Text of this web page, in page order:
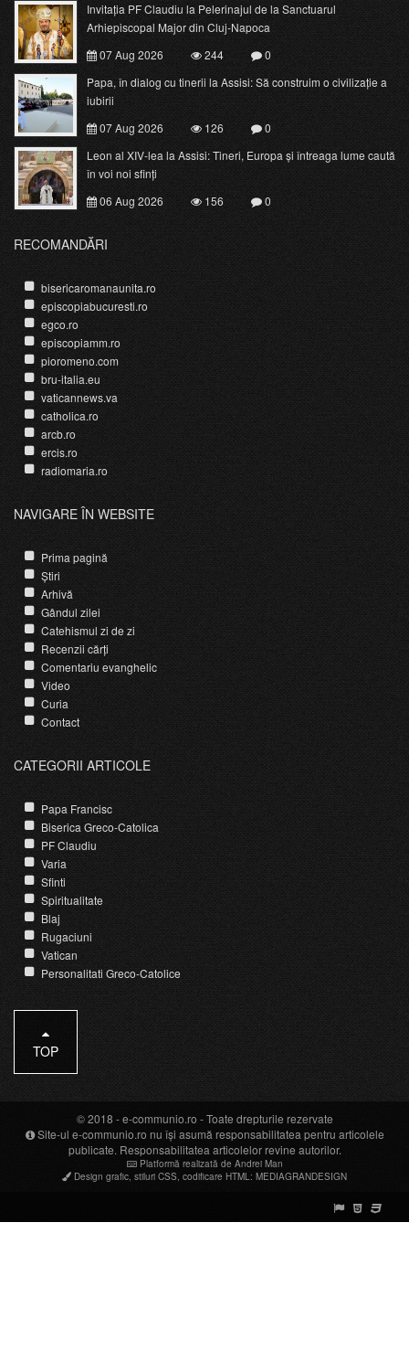
Invitația PF Claudiu la Pelerinajul de la Sanctuarul
Arhiepiscopal Major din Cluj-Napoca
07 Aug 2026
244
0
Papa, în dialog cu tinerii la Assisi: Să construim o civilizație a
iubirii
07 Aug 2026
126
0
Leon al XIV-lea la Assisi: Tineri, Europa și întreaga lume caută
în voi noi sfinți
06 Aug 2026
156 0
RECOMANDĂRI
bisericaromanaunita.ro
episcopiabucuresti.ro
egco.ro
episcopiamm.ro
pioromeno.com
bru-italia.eu
vaticannews.va
catholica.ro
arcb.ro
ercis.ro
radiomaria.ro
NAVIGARE ÎN WEBSITE
Prima pagină
Știri
Arhivă
Gândul zilei
Catehismul zi de zi
Recenzii cărți
Comentariu evanghelic
Video
Curia
Contact
CATEGORII ARTICOLE
Papa Francisc
Biserica Greco-Catolica
PF Claudiu
Varia
Sfinti
Spiritualitate
Blaj
Rugaciuni
Vatican
Personalitati Greco-Catolice
TOP
© 2018 -e-communio.ro - Toate drepturile rezervate
Site-ul e-communio.ro nu își asumă responsabilitatea pentru articolele
publicate. Responsabilitatea articolelor revine autorilor.
Platformă realizată de Andrei Man
Design grafic, stiluri CSS, codificare HTML: MEDIAGRANDESIGN